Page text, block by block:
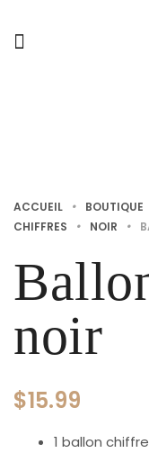
ACCUEIL • BOUTIQUE
CHIFFRES
• NOIR •
noir
$15.99
1 ballon